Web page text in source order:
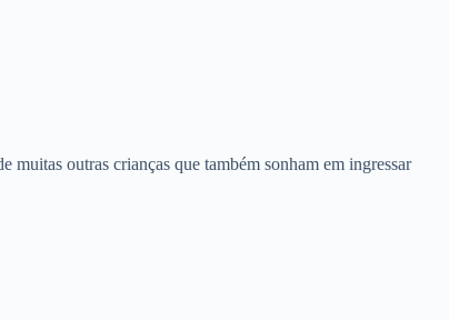
muitas outras crianças que também sonham em ingressar